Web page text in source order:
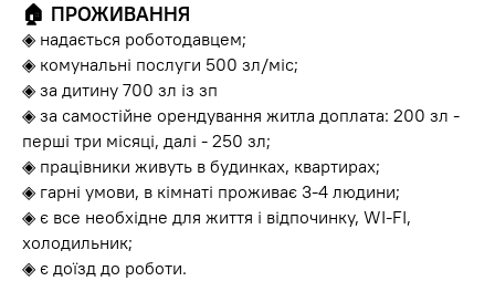
🏠 ПРОЖИВАННЯ
◈ надається роботодавцем;
◈ комунальні послуги 500 зл/міс;
◈ за дитину 700 зл із зп
◈ за самостійне орендування житла доплата: 200 зл -
перші три місяці, далі - 250 зл;
◈ працівники живуть в будинках, квартирах;
◈ гарні умови, в кімнаті проживає 3-4 людини;
◈ є все необхідне для життя і відпочинку, WI-FI,
холодильник;
◈ є доїзд до роботи.